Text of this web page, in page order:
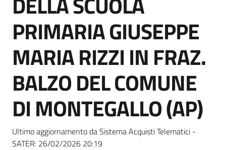
telematiche
English
site
Seguici
PRIMARIA GIUSEPPE
MARIA RIZZI IN FRAZ.
BALZO DEL COMUNE
DI MONTEGALLO (AP)
Ultimo aggiornamento da Sistema Acquisti Telematici -
SATER: 26/02/2026 20:19